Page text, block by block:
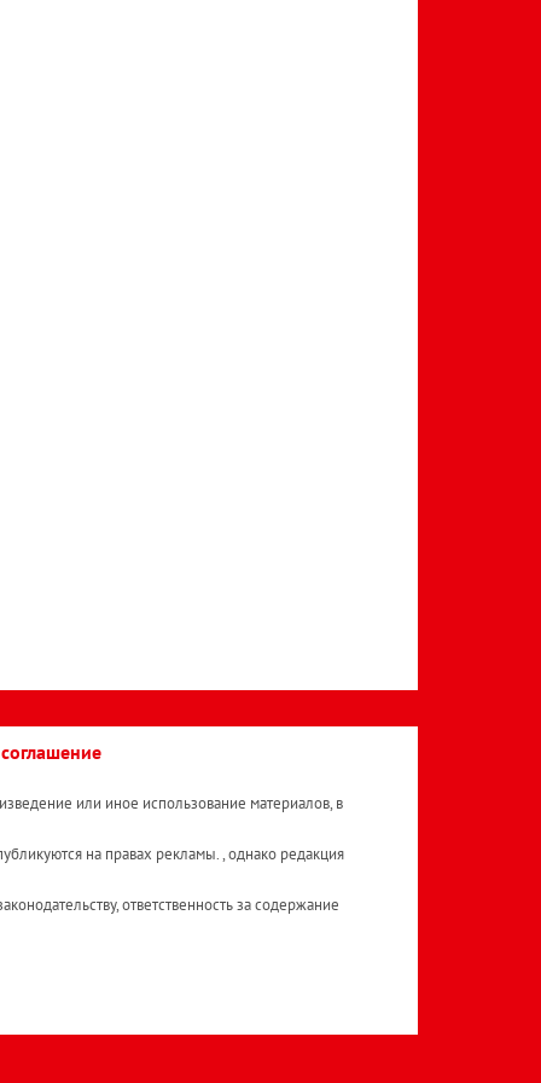
или иное использование материалов, в
на правах рекламы. , однако редакция
ответственность за содержание